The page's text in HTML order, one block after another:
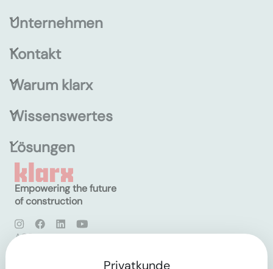
Unternehmen
Kontakt
Warum klarx
Wissenswertes
Lösungen
Empowering the future
of construction
AGB
Privatkunde